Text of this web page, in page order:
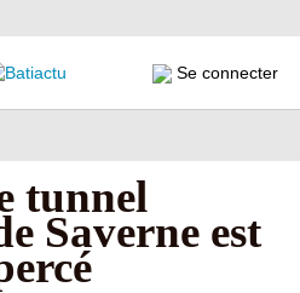
Se connecter
tunnel
Saverne est